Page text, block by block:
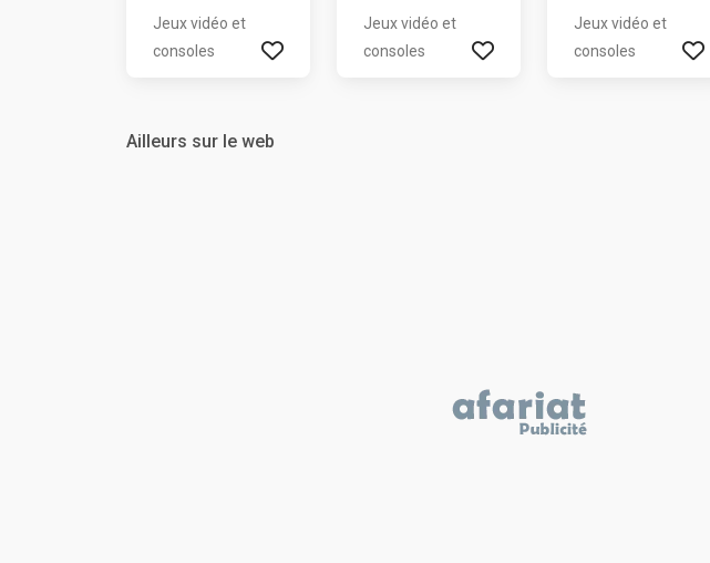
Jeux vidéo et
consoles
Jeux vidéo et
consoles
Jeux vidéo et
consoles
Ailleurs sur le web